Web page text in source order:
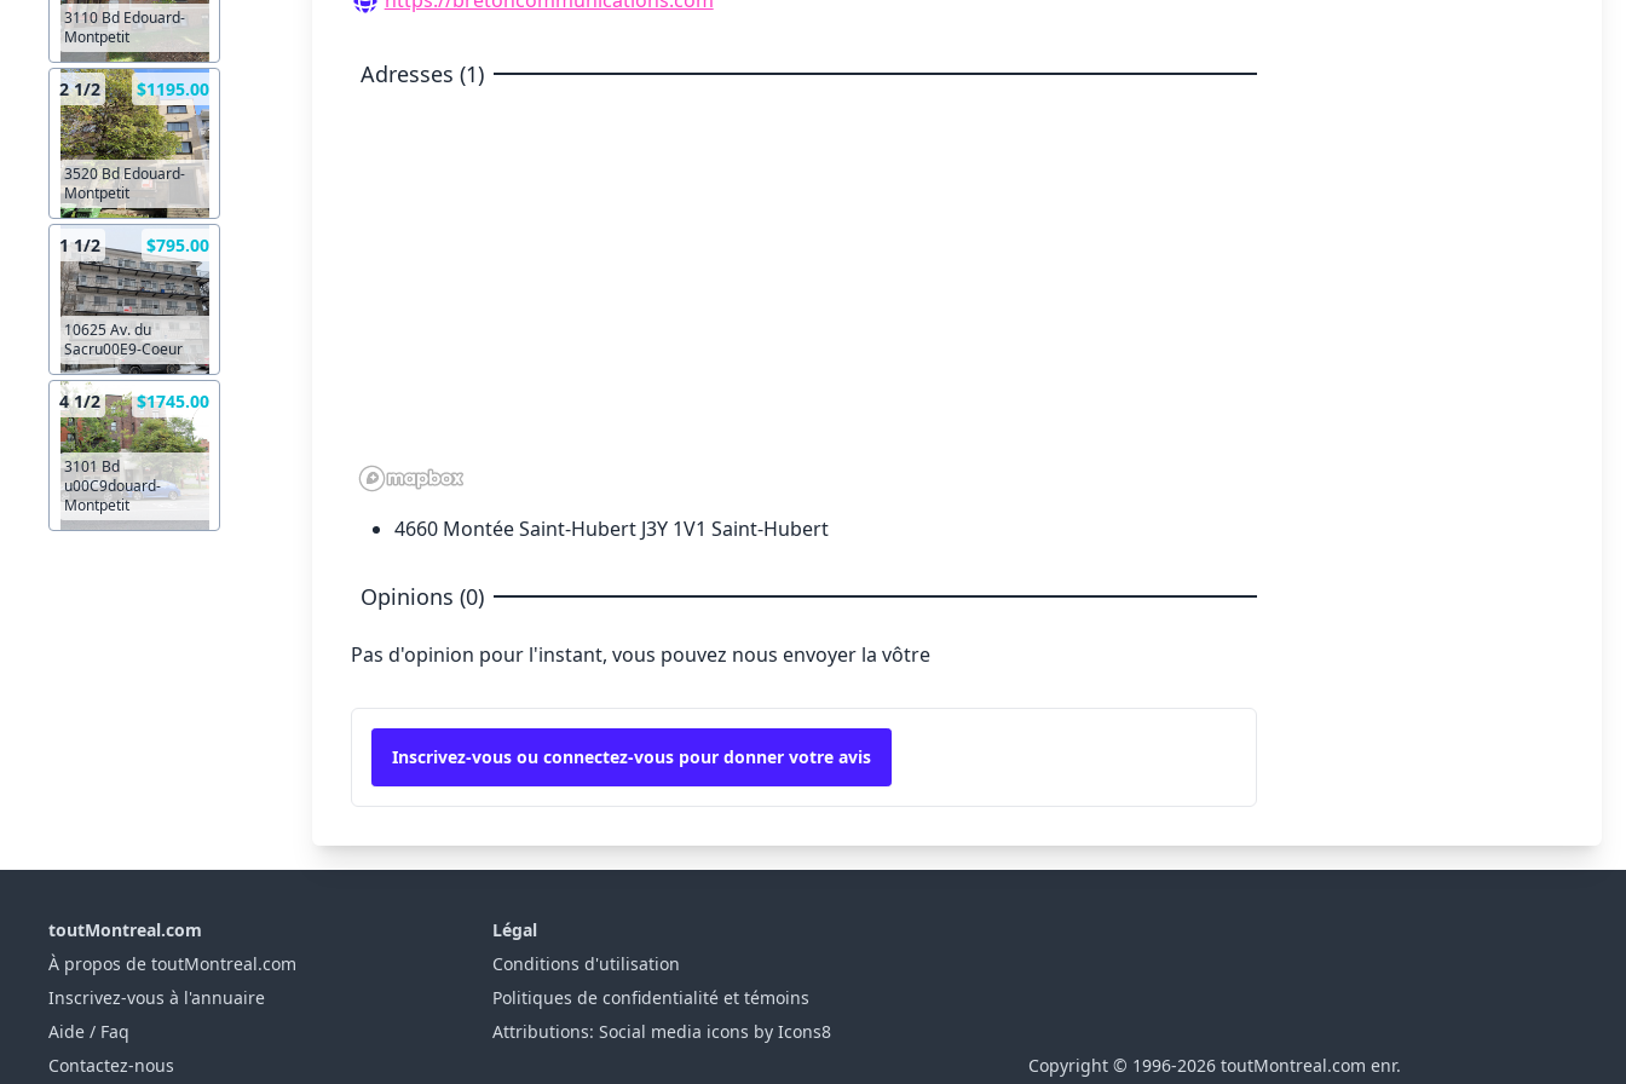
3110 Bd Edouard-
Montpetit
2 1/2 $1195.00
3520 Bd Edouard-
Montpetit
1 1/2 $795.00
10625 Av. du
Sacru00E9-Coeur
4 1/2 $1745.00
3101 Bd
u00C9douard-
Montpetit
Adresses (1)
4660 Montée Saint-Hubert J3Y 1V1 Saint-Hubert
Opinions (0)
Pas d'opinion pour l'instant, vous pouvez nous envoyer la vôtre
Inscrivez-vous ou connectez-vous pour donner votre avis
toutMontreal.com
À propos de toutMontreal.com
Inscrivez-vous à l'annuaire
Aide / Faq
Contactez-nous
Légal
Conditions d'utilisation
Politiques de confidentialité et témoins
Attributions: Social media icons by Icons8
Copyright © 1996-2026 toutMontreal.com enr.